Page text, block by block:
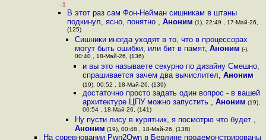
–1
В этот раз сам Фон-Нейман сишникам в штаны
подкинул, ясно, понятно , Аноним (1), 22:49 , 17-Май-26,
(125)
Сишники иногда уходят в то, что в процессорах
могут быть ошибки, или бит в памят, Аноним (-),
00:40 , 18-Май-26, (136)
и вы это называете секурно по дизайну Смешно,
спрашивается зачем два вычислител,Аноним
(19), 00:52 , 18-Май-26, (139)
достаточно просто задать один вопрос - в вашей
архитектуре ЦПУ можно запустить ,Аноним (19),
00:54 , 18-Май-26, (141)
Ну пусти лису в курятник, я посмотрю что будет ,
Аноним (19), 00:48 , 18-Май-26, (138)
На соревновании Pwn2Own в Берлине продемонстрированы